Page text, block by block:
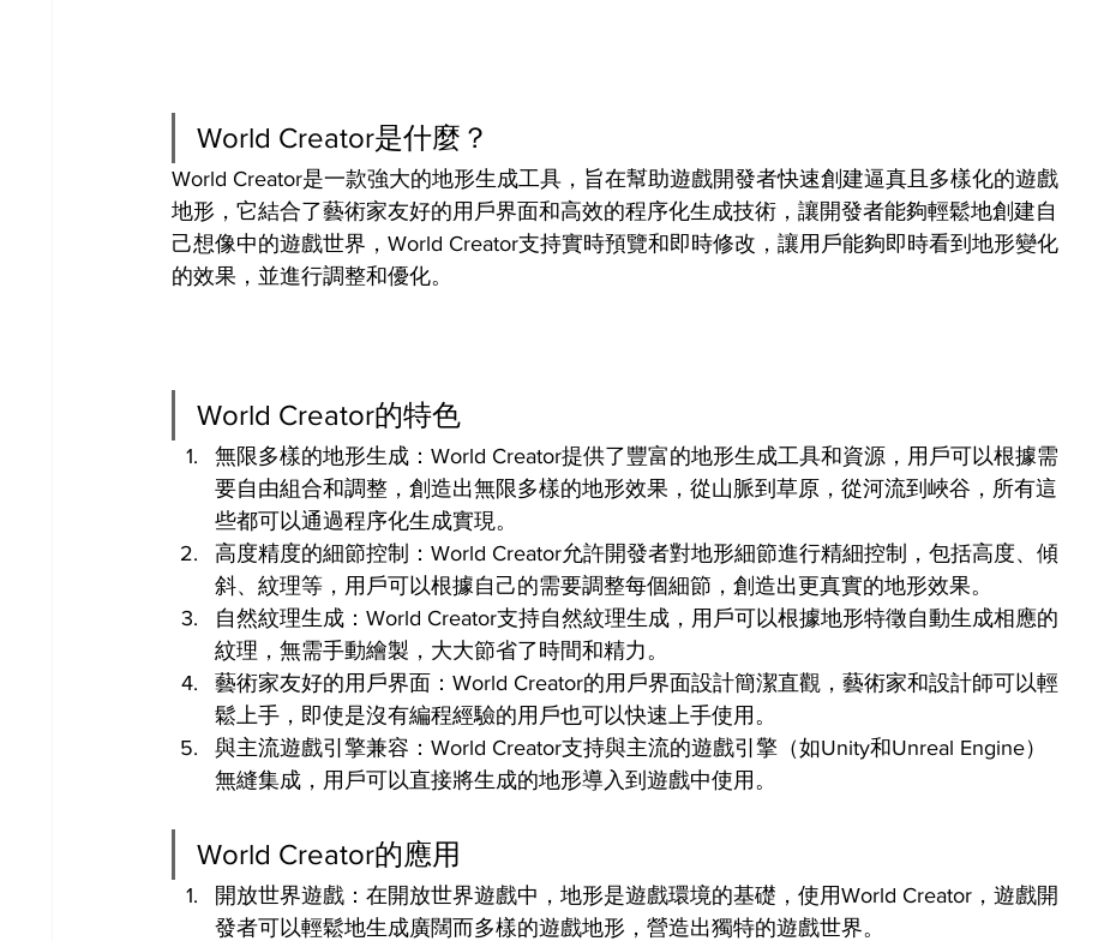
World Creator是什麼？
World Creator是一款強大的地形生成工具，旨在幫助遊戲開發者快速創建逼真且多樣化的遊戲
地形，它結合了藝術家友好的用戶界面和高效的程序化生成技術，讓開發者能夠輕鬆地創建自
己想像中的遊戲世界，World Creator支持實時預覽和即時修改，讓用戶能夠即時看到地形變化
的效果，並進行調整和優化。
World Creator的特色
無限多樣的地形生成：World Creator提供了豐富的地形生成工具和資源，用戶可以根據需
要自由組合和調整，創造出無限多樣的地形效果，從山脈到草原，從河流到峽谷，所有這
些都可以通過程序化生成實現。
高度精度的細節控制：World Creator允許開發者對地形細節進行精細控制，包括高度、傾
斜、紋理等，用戶可以根據自己的需要調整每個細節，創造出更真實的地形效果。
自然紋理生成：World Creator支持自然紋理生成，用戶可以根據地形特徵自動生成相應的
紋理，無需手動繪製，大大節省了時間和精力。
藝術家友好的用戶界面：World Creator的用戶界面設計簡潔直觀，藝術家和設計師可以輕
鬆上手，即使是沒有編程經驗的用戶也可以快速上手使用。
與主流遊戲引擎兼容：World Creator支持與主流的遊戲引擎（如Unity和Unreal Engine）
無縫集成，用戶可以直接將生成的地形導入到遊戲中使用。
World Creator的應用
開放世界遊戲：在開放世界遊戲中，地形是遊戲環境的基礎，使用World Creator，遊戲開
發者可以輕鬆地生成廣闊而多樣的遊戲地形，營造出獨特的遊戲世界。